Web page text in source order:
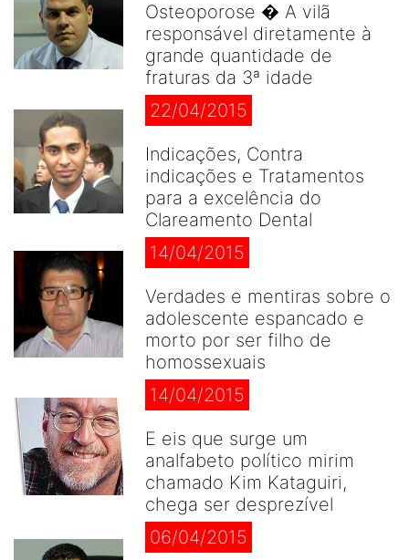
Osteoporose � A vilã
responsável diretamente à
grande quantidade de
fraturas da 3ª idade
22/04/2015
Indicações, Contra
indicações e Tratamentos
para a excelência do
Clareamento Dental
14/04/2015
Verdades e mentiras sobre o
adolescente espancado e
morto por ser filho de
homossexuais
14/04/2015
E eis que surge um
analfabeto político mirim
chamado Kim Kataguiri,
chega ser desprezível
06/04/2015